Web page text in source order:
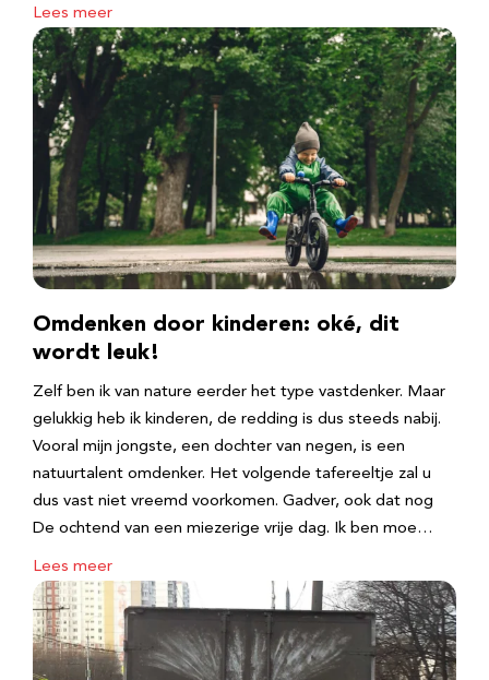
Lees meer
Omdenken door kinderen: oké, dit
wordt leuk!
Zelf ben ik van nature eerder het type vastdenker. Maar
gelukkig heb ik kinderen, de redding is dus steeds nabij.
Vooral mijn jongste, een dochter van negen, is een
natuurtalent omdenker. Het volgende tafereeltje zal u
dus vast niet vreemd voorkomen. Gadver, ook dat nog
De ochtend van een miezerige vrije dag. Ik ben moe…
Lees meer